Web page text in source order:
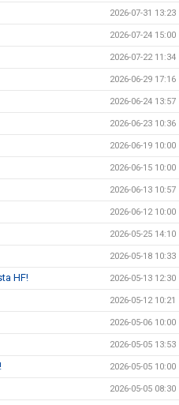
2026-07-31 13:23
2026-07-24 15:00
2026-07-22 11:34
2026-06-29 17:16
2026-06-24 13:57
2026-06-23 10:36
2026-06-19 10:00
2026-06-15 10:00
2026-06-13 10:57
2026-06-12 10:00
2026-05-25 14:10
2026-05-18 10:33
HF! 2026-05-13 12:30
2026-05-12 10:21
2026-05-06 10:00
2026-05-05 13:53
2026-05-05 10:00
2026-05-05 08:30